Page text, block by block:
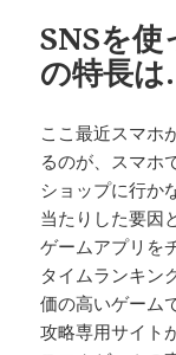
SNSを
の特長は
ここ最近スマホ
るのが、スマホ
ショップに行か
当たりした要因
ゲームアプリを
タイムランキン
価の高いゲーム
攻略専用サイト